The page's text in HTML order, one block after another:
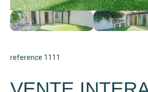
Notre City Guide
reference 1111